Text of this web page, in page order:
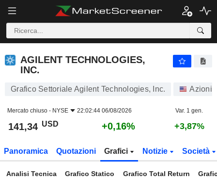
AGILENT TECHNOLOGIES,
INC.
Grafico Settoriale Agilent Technologies, Inc. Azioni
Mercato chiuso - NYSE 22:02:44 06/08/2026 Var. 1 gen.
141,34 USD +0,16% +3,87%
Panoramica Quotazioni Grafici Notizie Società
Analisi Tecnica Grafico Statico Grafico Total Return